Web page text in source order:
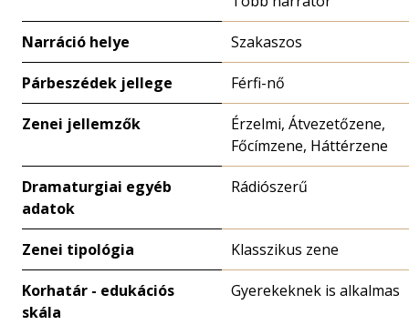
Narráció helye Szakaszos
Párbeszédek jellege Férfi-nő
Zenei jellemzők
Érzelmi, Átvezetőzene,
Főcímzene, Háttérzene
Dramaturgiai egyéb
adatok
Rádiószerű
Zenei tipológia Klasszikus zene
Korhatár - edukációs
skála
Gyerekeknek is alkalmas